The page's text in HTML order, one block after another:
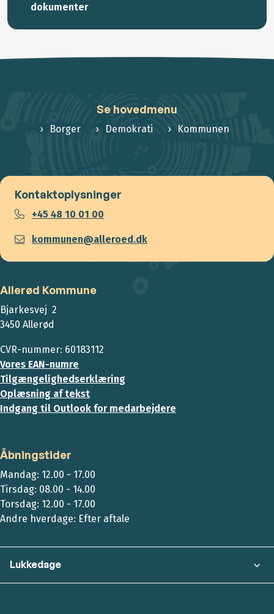
dokumenter
Se hovedmenu
Borger Demokrati Kommunen
Kontaktoplysninger
+45 48 10 01 00
kommunen@alleroed.dk
Allerød Kommune
Bjarkesvej 2
3450 Allerød
CVR-nummer: 60183112
Vores EAN-numre
Tilgængelighedserklæring
Oplæsning af tekst
Indgang til Outlook for medarbejdere
Åbningstider
Mandag: 12.00 - 17.00
Tirsdag: 08.00 - 14.00
Torsdag: 12.00 - 17.00
Andre hverdage: Efter aftale
Lukkedage